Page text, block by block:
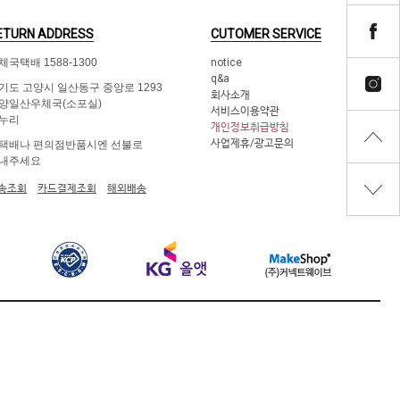
ADDRESS
국택배 1588-1300
도 고양시 일산동구 중앙로 1293
일산우체국(소포실)
리
배나 편의점반품시엔 선불로
주세요
조회 카드결제조회 해외배송
CUTOMER SERVICE
notice
q&a
회사소개
서비스이용약관
개인정보취급방침
사업제휴/광고문의